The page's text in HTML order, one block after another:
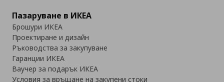
Пазаруване в ИКЕА
Брошури ИКЕА
Проектиране и дизайн
Ръководства за закупуване
Гаранции ИКЕА
Ваучер за подарък ИКЕА
Условия за връщане на закупени стоки